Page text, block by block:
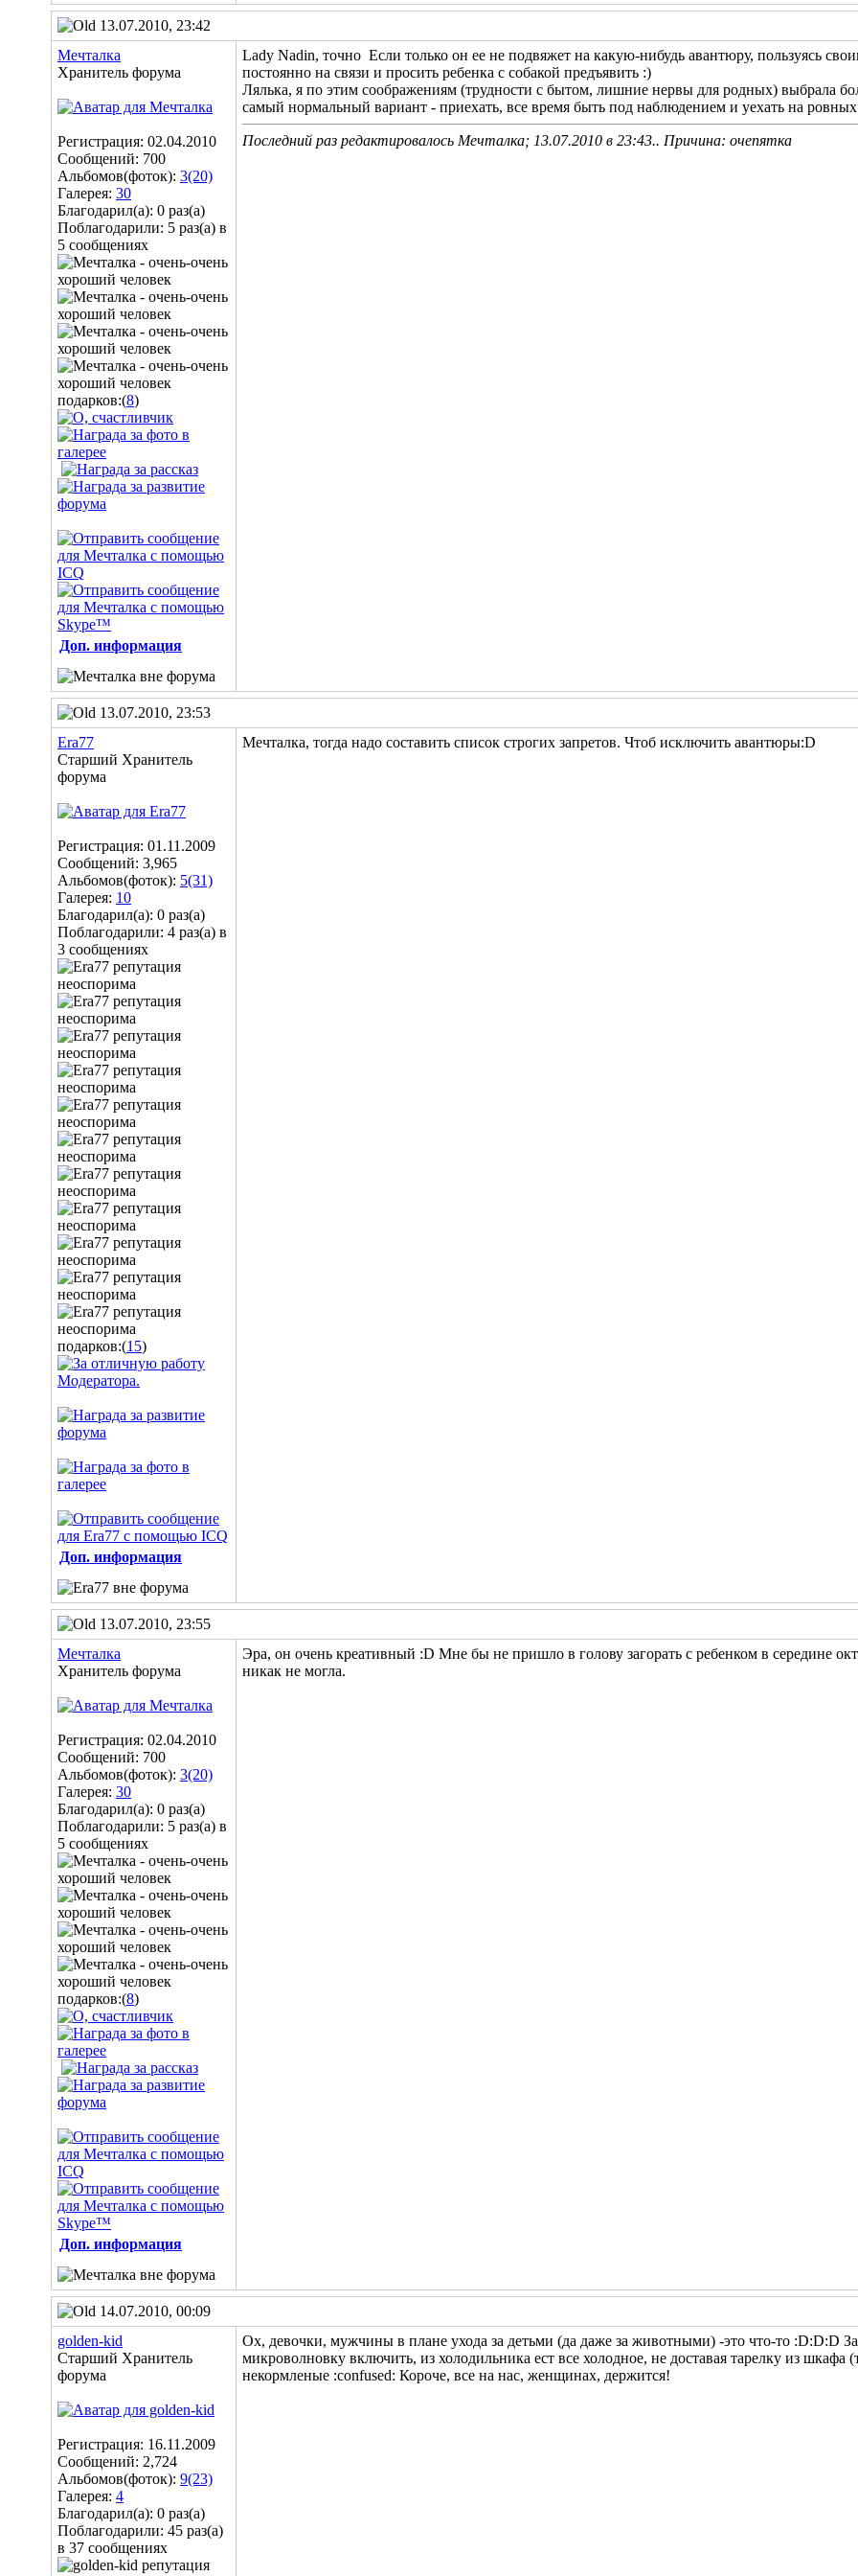
13.07.2010, 23:42
Мечталка
Хранитель форума
Регистрация: 02.04.2010
Сообщений: 700
Альбомов(фоток): 3(20)
Галерея: 30
Благодарил(а): 0 раз(а)
Поблагодарили: 5 раз(а) в
5 сообщениях
подарков:(8)
Доп. информация
Lady Nadin, точно Если только он ее не подвяжет на какую-нибудь авантюру, пользуясь
постоянно на связи и просить ребенка с собакой предъявить :)
Лялька, я по этим соображениям (трудности с бытом, лишние нервы для родных) выбрала
самый нормальный вариант - приехать, все время быть под наблюдением и уехать на
Последний раз редактировалось Мечталка; 13.07.2010 в 23:43.. Причина: очепятка
13.07.2010, 23:53
Era77
Старший Хранитель
форума
Регистрация: 01.11.2009
Сообщений: 3,965
Альбомов(фоток): 5(31)
Галерея: 10
Благодарил(а): 0 раз(а)
Поблагодарили: 4 раз(а) в
3 сообщениях
подарков:(15)
Доп. информация
Мечталка, тогда надо составить список строгих запретов. Чтоб исключить авантюры:D
13.07.2010, 23:55
Мечталка
Хранитель форума
Регистрация: 02.04.2010
Сообщений: 700
Альбомов(фоток): 3(20)
Галерея: 30
Благодарил(а): 0 раз(а)
Поблагодарили: 5 раз(а) в
5 сообщениях
подарков:(8)
Доп. информация
Эра, он очень креативный :D Мне бы не пришло в голову загорать с ребенком в середине
никак не могла.
14.07.2010, 00:09
golden-kid
Старший Хранитель
форума
Регистрация: 16.11.2009
Сообщений: 2,724
Альбомов(фоток): 9(23)
Галерея: 4
Благодарил(а): 0 раз(а)
Поблагодарили: 45 раз(а)
в 37 сообщениях
Ох, девочки, мужчины в плане ухода за детьми (да даже за животными) -это что-то :D:D:D
микроволновку включить, из холодильника ест все холодное, не доставая тарелку из
некормленые :confused: Короче, все на нас, женщинах, держится!